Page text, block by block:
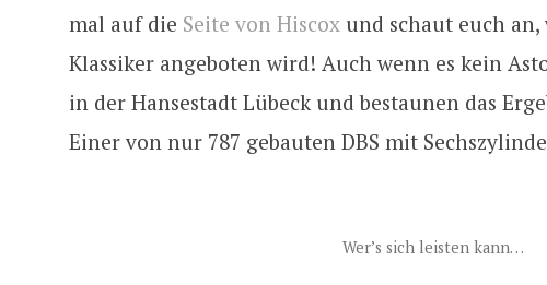
mal auf die Seite von Hiscox und schaut euch
Klassiker angeboten wird! Auch wenn es kein
in der Hansestadt Lübeck und bestaunen das
Einer von nur 787 gebauten DBS mit
Wer’s sich leisten kann…